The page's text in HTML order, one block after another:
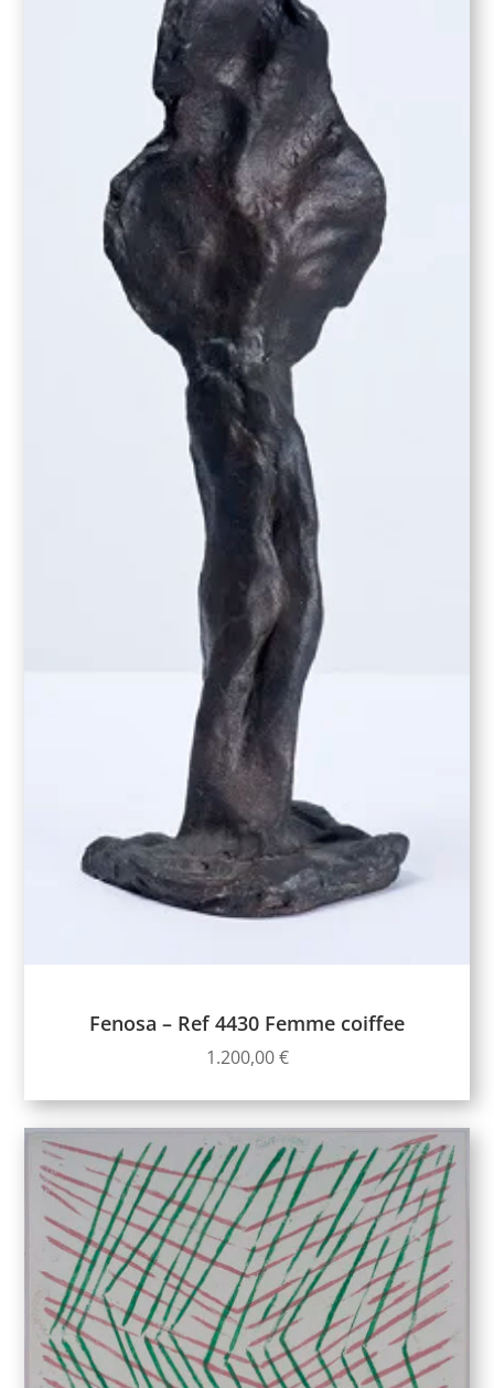
Fenosa – Ref 4430 Femme coiffee
1.200,00€